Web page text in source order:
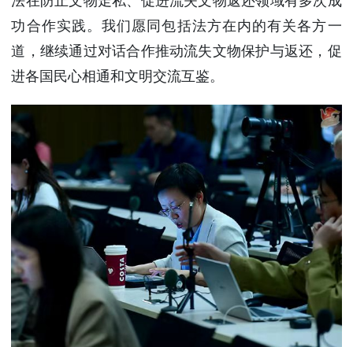
功合作实践。我们愿同包括法方在内的有关各方一
道，继续通过对话合作推动流失文物保护与返还，促
进各国民心相通和文明交流互鉴。